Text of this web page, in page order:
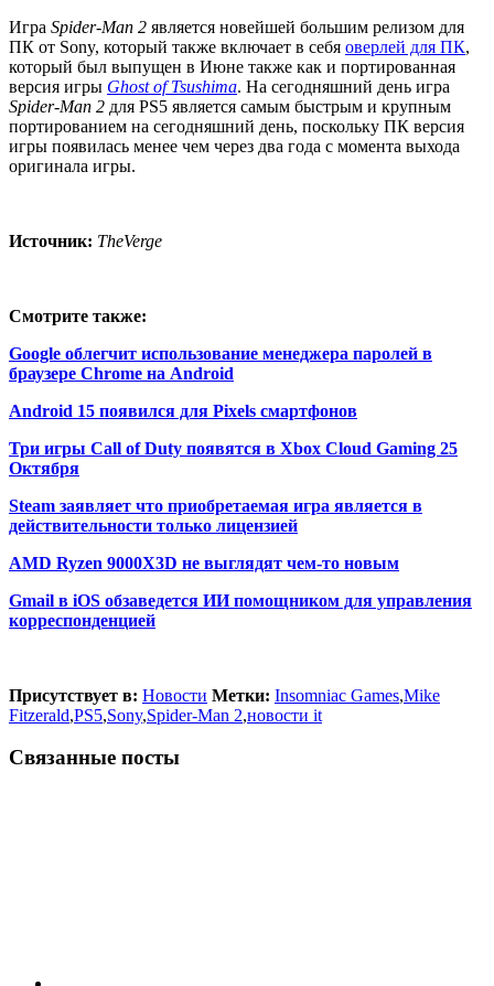
Игра Spider-Man 2 является новейшей большим релизом для
ПК от Sony, который также включает в себя оверлей для ПК,
который был выпущен в Июне также как и портированная
версия игры Ghost of Tsushima. На сегодняшний день игра
Spider-Man 2 для PS5 является самым быстрым и крупным
портированием на сегодняшний день, поскольку ПК версия
игры появилась менее чем через два года с момента выхода
оригинала игры.
Источник: TheVerge
Смотрите также:
Google облегчит использование менеджера паролей в
браузере Chrome на Android
Android 15 появился для Pixels смартфонов
Три игры Call of Duty появятся в Xbox Cloud Gaming 25
Октября
Steam заявляет что приобретаемая игра является в
действительности только лицензией
AMD Ryzen 9000X3D не выглядят чем-то новым
Gmail в iOS обзаведется ИИ помощником для управления
корреспонденцией
Присутствует в: Новости Метки: Insomniac Games,Mike
Fitzerald,PS5,Sony,Spider-Man 2,новости it
Связанные посты